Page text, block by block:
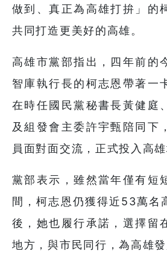
做到、真正為高雄打拚」的
共同打造更美好的高雄。
高雄市黨部指出，四年前的
智庫執行長的柯志恩帶著一
在時任國民黨秘書長黃健庭
及組發會主委許宇甄陪同下
員面對面交流，正式投入高雄
黨部表示，雖然當年僅有短
間，柯志恩仍獲得近53萬名
後，她也履行承諾，選擇留
地方，與市民同行，為高雄發